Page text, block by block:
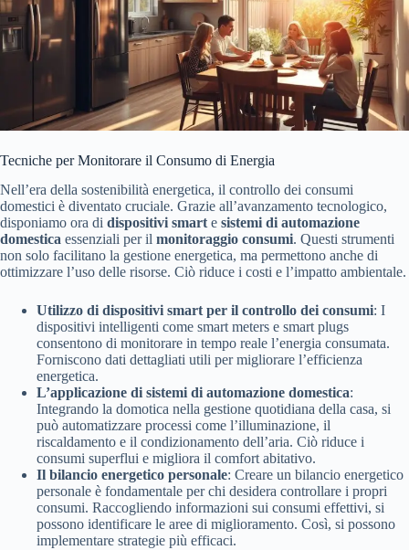
Tecniche per Monitorare il Consumo di Energia
Nell’era della sostenibilità energetica, il controllo dei consumi
domestici è diventato cruciale. Grazie all’avanzamento tecnologico,
disponiamo ora di dispositivi smart e sistemi di automazione
domestica essenziali per il monitoraggio consumi. Questi strumenti
non solo facilitano la gestione energetica, ma permettono anche di
ottimizzare l’uso delle risorse. Ciò riduce i costi e l’impatto ambientale.
Utilizzo di dispositivi smart per il controllo dei consumi: I
dispositivi intelligenti come smart meters e smart plugs
consentono di monitorare in tempo reale l’energia consumata.
Forniscono dati dettagliati utili per migliorare l’efficienza
energetica.
L’applicazione di sistemi di automazione domestica:
Integrando la domotica nella gestione quotidiana della casa, si
può automatizzare processi come l’illuminazione, il
riscaldamento e il condizionamento dell’aria. Ciò riduce i
consumi superflui e migliora il comfort abitativo.
Il bilancio energetico personale: Creare un bilancio energetico
personale è fondamentale per chi desidera controllare i propri
consumi. Raccogliendo informazioni sui consumi effettivi, si
possono identificare le aree di miglioramento. Così, si possono
implementare strategie più efficaci.